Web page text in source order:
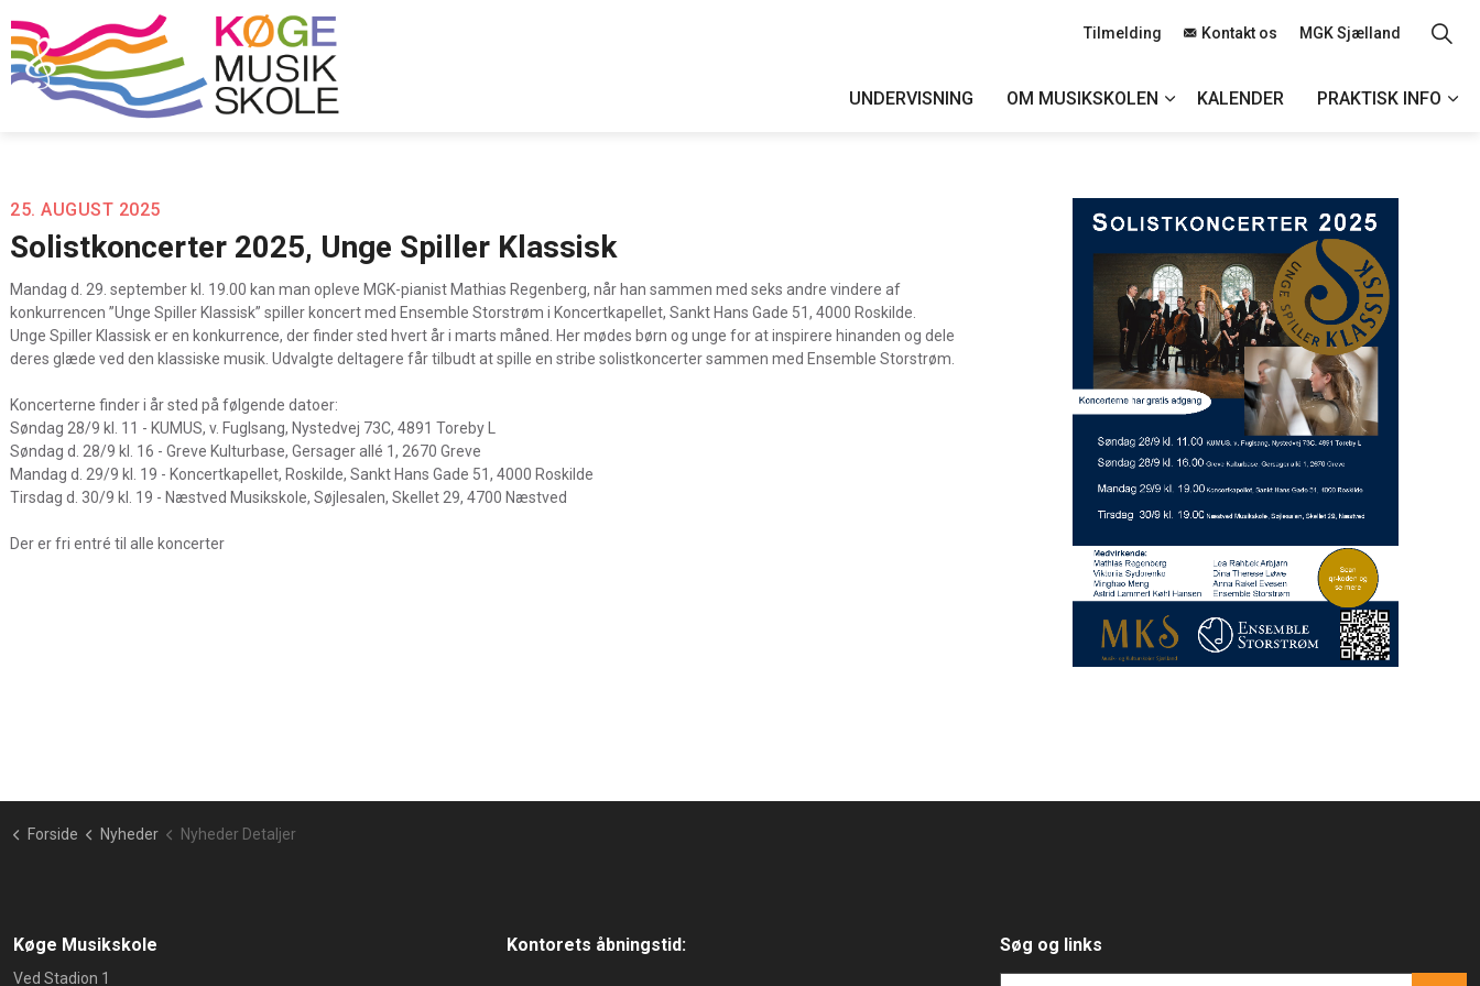
UNDERVISNING OM MUSIKSKOLEN KALENDER PRAKTISK INFO
Tilmelding Kontakt os MGK Sjælland
25. AUGUST 2025
Solistkoncerter 2025, Unge Spiller Klassisk
Mandag d. 29. september kl. 19.00 kan man opleve MGK-pianist Mathias Regenberg, når han sammen med seks andre vindere af
konkurrencen ”Unge Spiller Klassisk” spiller koncert med Ensemble Storstrøm i Koncertkapellet, Sankt Hans Gade 51, 4000 Roskilde.
Unge Spiller Klassisk er en konkurrence, der finder sted hvert år i marts måned. Her mødes børn og unge for at inspirere hinanden og dele
deres glæde ved den klassiske musik. Udvalgte deltagere får tilbudt at spille en stribe solistkoncerter sammen med Ensemble Storstrøm.
Koncerterne finder i år sted på følgende datoer:
Søndag 28/9 kl. 11 - KUMUS, v. Fuglsang, Nystedvej 73C, 4891 Toreby L
Søndag d. 28/9 kl. 16 - Greve Kulturbase, Gersager allé 1, 2670 Greve
Mandag d. 29/9 kl. 19 - Koncertkapellet, Roskilde, Sankt Hans Gade 51, 4000 Roskilde
Tirsdag d. 30/9 kl. 19 - Næstved Musikskole, Søjlesalen, Skellet 29, 4700 Næstved
Der er fri entré til alle koncerter
Forside Nyheder Nyheder Detaljer
Køge Musikskole
Ved Stadion 1
Kontorets åbningstid: Søg og links